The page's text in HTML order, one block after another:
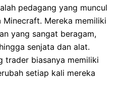
pedagang yang muncul
Minecraft. Mereka memiliki
yang sangat beragam,
senjata dan alat.
trader biasanya memiliki
setiap kali mereka